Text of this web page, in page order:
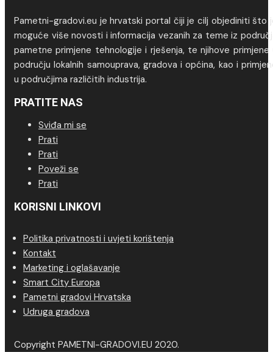
Pametni-gradovi.eu je hrvatski portal čiji je cilj objediniti što
moguće više novosti i informacija vezanih za teme iz
pametne primjene tehnologije i rješenja, te njihove primjene
području lokalnih samouprava, gradova i općina, kao i
u područjima različitih industrija.
PRATITE NAS
Sviđa mi se
Prati
Prati
Poveži se
Prati
KORISNI LINKOVI
Politika privatnosti i uvjeti korištenja
Kontakt
Marketing i oglašavanje
Smart City Europa
Pametni gradovi Hrvatska
Udruga gradova
Copyright PAMETNI-GRADOVI.EU 2020.